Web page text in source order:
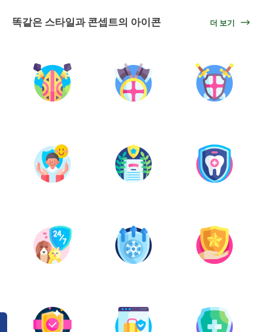
똑같은 스타일과 콘셉트의 아이콘 더 보기